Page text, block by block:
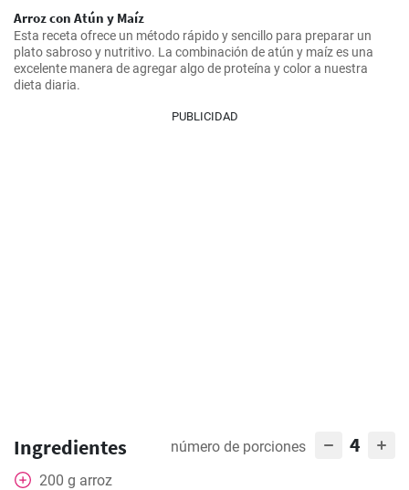
Arroz con Atún y Maíz
Esta receta ofrece un método rápido y sencillo para preparar un
plato sabroso y nutritivo. La combinación de atún y maíz es una
excelente manera de agregar algo de proteína y color a nuestra
dieta diaria.
PUBLICIDAD
Ingredientes número de porciones 4
200 g arroz